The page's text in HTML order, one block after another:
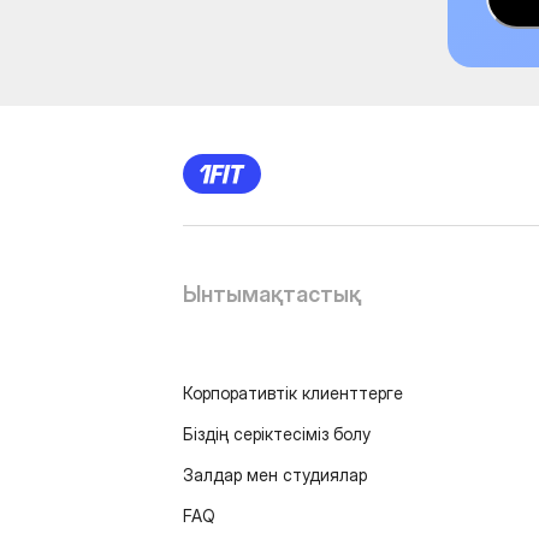
Ынтымақтастық
Корпоративтік клиенттерге
Біздің серіктесіміз болу
Залдар мен студиялар
FAQ